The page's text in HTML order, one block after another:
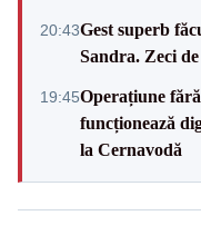
20:43Gest superb
Sandra. Zeci
19:45Operațiune
funcționează
la Cernavodă